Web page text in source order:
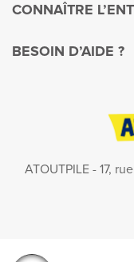
CONNAÎTRE
BESOIN D’AIDE ?
ATOUTPILE - 17,